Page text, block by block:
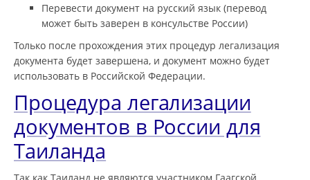
Перевести документ на русский язык (перевод
может быть заверен в консульстве России)
Только после прохождения этих процедур легализация
документа будет завершена, и документ можно будет
использовать в Российской Федерации.
Процедура легализации
документов в России для
Таиланда